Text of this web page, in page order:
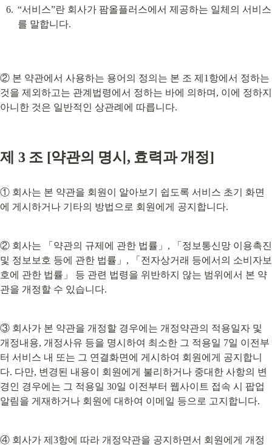
“서비스”란 회사가 팜올플러스에서 제공하는 일체의 서비스
를 말합니다.
② 본 약관에서 사용하는 용어의 정의는 본 조 제1항에서 정하는
것을 제외하고는 관계법령에서 정하는 바에 의하며, 이에 정하지
아니한 것은 일반적인 상관례에 따릅니다.
제 3 조 [약관의 명시, 효력과 개정]
① 회사는 본 약관을 회원이 알아보기 쉽도록 서비스 초기 화면
에 게시하거나 기타의 방법으로 회원에게 공지합니다.
② 회사는 「약관의 규제에 관한 법률」, 「정보통신망 이용촉진
및 정보보호 등에 관한 법률」, 「전자상거래 등에서의 소비자보
호에 관한 법률」 등 관련 법령을 위반하지 않는 범위에서 본 약
관을 개정할 수 있습니다.
③ 회사가 본 약관을 개정할 경우에는 개정약관의 적용일자 및
개정내용, 개정사유 등을 명시하여 최소한 그 적용일 7일 이전부
터 서비스 내 또는 그 연결화면에 게시하여 회원에게 공지합니
다. 다만, 변경된 내용이 회원에게 불리하거나 중대한 사항의 변
경인 경우에는 그 적용일 30일 이전부터 웹사이트 접속 시 팝업
알림을 게재하거나 회원에 대하여 이메일 등으로 고지합니다.
④ 회사가 제3항에 따라 개정약관을 공지하면서 회원에게 개정